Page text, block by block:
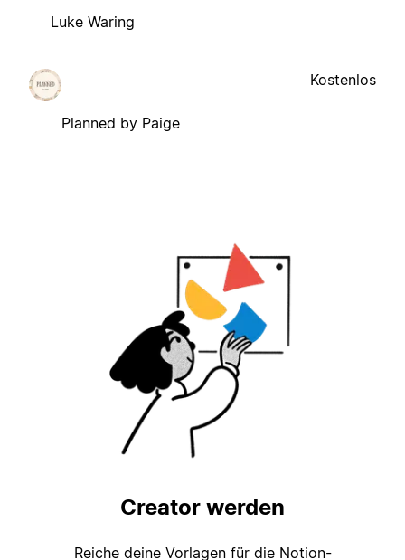
Luke Waring
Planned by Paige
Kostenlos
Creator werden
Reiche deine Vorlagen für die Notion-